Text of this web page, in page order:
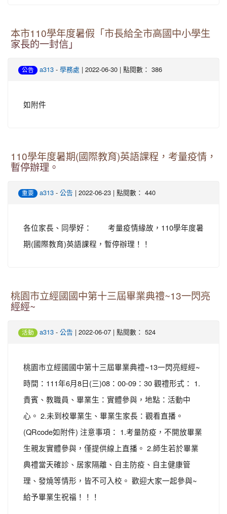
本市110學年度暑假「市長給全市高國中小學生
家長的一封信」
公告 a313 - 學務處 | 2022-06-30 | 點閱數： 386
如附件
110學年度暑期(國際教育)英語課程，考量疫情，
暫停辦理。
重要 a313 - 公告 | 2022-06-23 | 點閱數： 440
各位家長、同學好： 考量疫情緣故，110學年度暑
期(國際教育)英語課程，暫停辦理！！
桃園市立經國國中第十三屆畢業典禮~13一閃亮
經經~
活動 a313 - 公告 | 2022-06-07 | 點閱數： 524
桃園市立經國國中第十三屆畢業典禮~13一閃亮經經~
時間：111年6月8日(三)08：00-09：30 觀禮形式： 1.
貴賓、教職員、畢業生：實體參與，地點：活動中
心。 2.未到校畢業生、畢業生家長：觀看直播。
(QRcode如附件) 注意事項： 1.考量防疫，不開放畢業
生親友實體參與，僅提供線上直播。 2.師生若於畢業
典禮當天確診、居家隔離、自主防疫、自主健康管
理、發燒等情形，皆不可入校。 歡迎大家一起參與~
給予畢業生祝福！！！